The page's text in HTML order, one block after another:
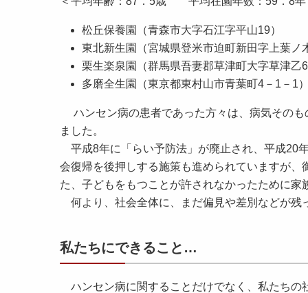
松丘保養園（青森市大字石江字平山
東北新生園（宮城県登米市迫町新田字上葉
栗生楽泉園（群馬県吾妻郡草津町大字草津
多磨全生園（東京都東村山市青葉町4－
ハンセン病の患者であった方々は、病気そのも
ました。
平成8年に「らい予防法」が廃止され、平成20
会復帰を後押しする施策も進められていますが
た、子どもをもつことが許されなかったために家
何より、社会全体に、まだ偏見や差別などが残
私たちにできること…
ハンセン病に関することだけでなく、私たちの